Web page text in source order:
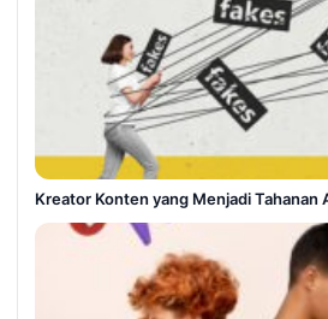
Kreator Konten yang Menjadi Tahanan